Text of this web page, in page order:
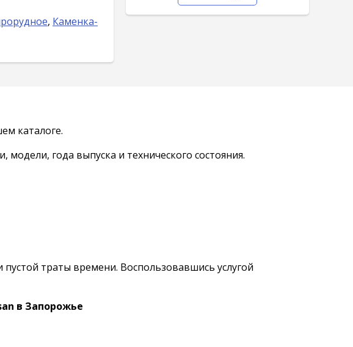
, Каменка-
каталоге.
года выпуска и технического состояния.
траты времени. Воспользовавшись услугой
в Запорожье